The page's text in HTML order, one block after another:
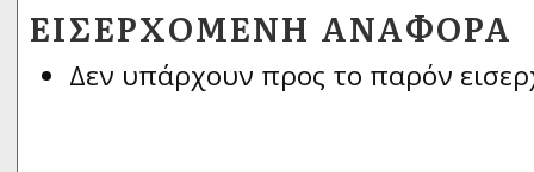
ΕΙΣΕΡΧΌΜΕΝΗ ΑΝΑΦΟΡΆ
Δεν υπάρχουν προς το παρόν